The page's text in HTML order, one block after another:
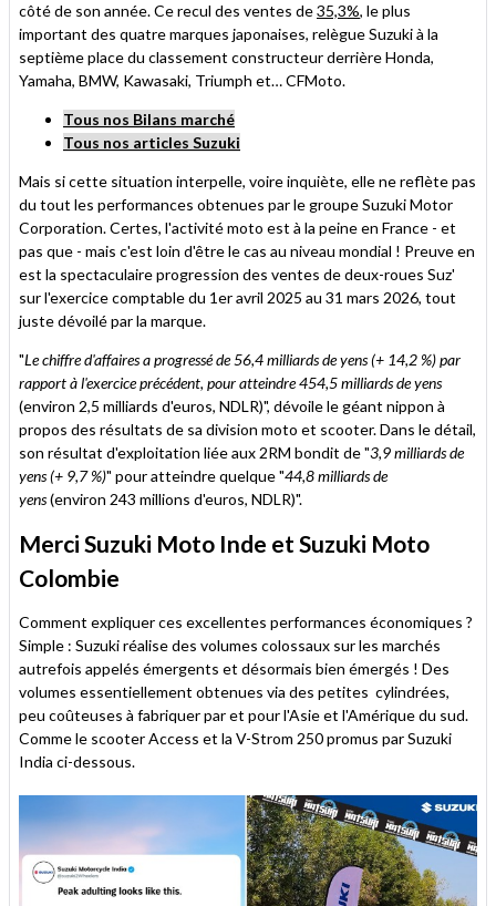
côté de son année. Ce recul des ventes de35,3%, le plus
important des quatre marques japonaises, relègue Suzuki à la
septième place du classement constructeur derrière Honda,
Yamaha, BMW, Kawasaki, Triumph et… CFMoto.
Tous nos Bilans marché
Tous nos articles Suzuki
Mais si cette situation interpelle, voire inquiète, elle ne reflète pas
du tout les performances obtenues par le groupe Suzuki Motor
Corporation. Certes, l'activité moto est à la peine en France - et
pas que - mais c'est loin d'être le cas au niveau mondial ! Preuve en
est la spectaculaire progression des ventes de deux-roues Suz'
sur l'exercice comptable du 1er avril 2025 au 31 mars 2026, tout
juste dévoilé par la marque.
"Le chiffre d'affaires a progressé de 56,4 milliards de yens (+ 14,2 %) par
rapport à l'exercice précédent, pour atteindre 454,5 milliards de yens
(environ 2,5 milliards d'euros, NDLR)", dévoile le géant nippon à
propos des résultats de sa division moto et scooter. Dans le détail,
son résultat d'exploitation liée aux 2RM bondit de "3,9 milliards de
yens (+ 9,7 %)" pour atteindre quelque "44,8 milliards de
yens(environ 243 millions d'euros, NDLR)".
Merci Suzuki Moto Inde et Suzuki Moto
Colombie
Comment expliquer ces excellentes performances économiques ?
Simple : Suzuki réalise des volumes colossaux sur les marchés
autrefois appelés émergents et désormais bien émergés ! Des
volumes essentiellement obtenues via des petites cylindrées,
peu coûteuses à fabriquer par et pour l'Asie et l'Amérique du sud.
Comme le scooter Access et la V-Strom 250 promus par Suzuki
India ci-dessous.